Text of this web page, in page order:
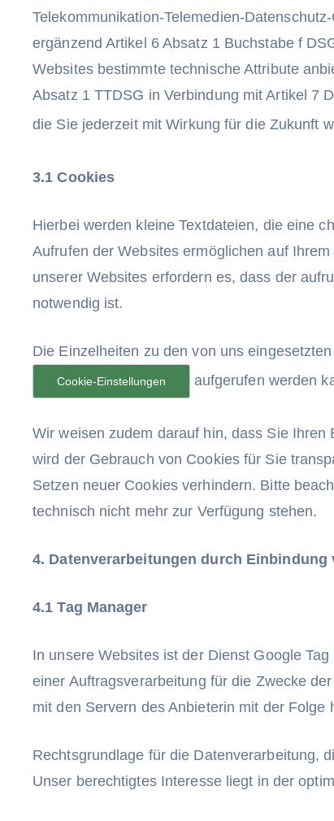
Telekommunikation-Telemedien-
ergänzend Artikel 6 Absatz 1 Buchstabe f
Websites bestimmte technische Attribute
Absatz 1 TTDSG in Verbindung mit Artikel 7
die Sie jederzeit mit Wirkung für die Zukunft
3.1 Cookies
Hierbei werden kleine Textdateien, die eine
Aufrufen der Websites ermöglichen auf
unserer Websites erfordern es, dass der
notwendig ist.
Die Einzelheiten zu den von uns
Cookie-Einstellungen aufgerufen werden
Wir weisen zudem darauf hin, dass Sie
wird der Gebrauch von Cookies für Sie
Setzen neuer Cookies verhindern. Bitte
technisch nicht mehr zur Verfügung stehen.
4. Datenverarbeitungen durch Einbindung
4.1 Tag Manager
In unsere Websites ist der Dienst Google
einer Auftragsverarbeitung für die Zwecke
mit den Servern des Anbieterin mit der
Rechtsgrundlage für die Datenverarbeitung,
Unser berechtigtes Interesse liegt in der